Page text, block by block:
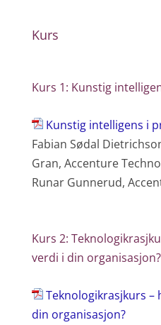
Kurs
Kurs 1: Kunstig
Kunstig intelligens i
Fabian Sødal
Gran, Accenture
Runar Gunnerud,
Kurs 2:
verdi i din organisasjon?
Teknologikrasjkurs –
din organisasjon?